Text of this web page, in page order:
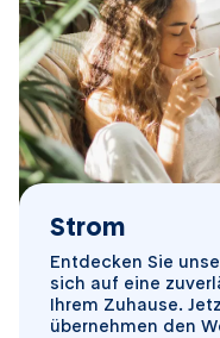
Strom
Entdecken Sie
sich auf eine
Ihrem Zuhause.
übernehmen den